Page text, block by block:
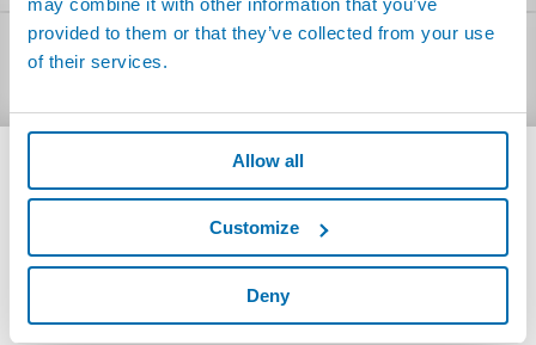
provided to them or that they’ve collected from your use
of their services.
Allow all
Customize
Deny
DESCARGAR